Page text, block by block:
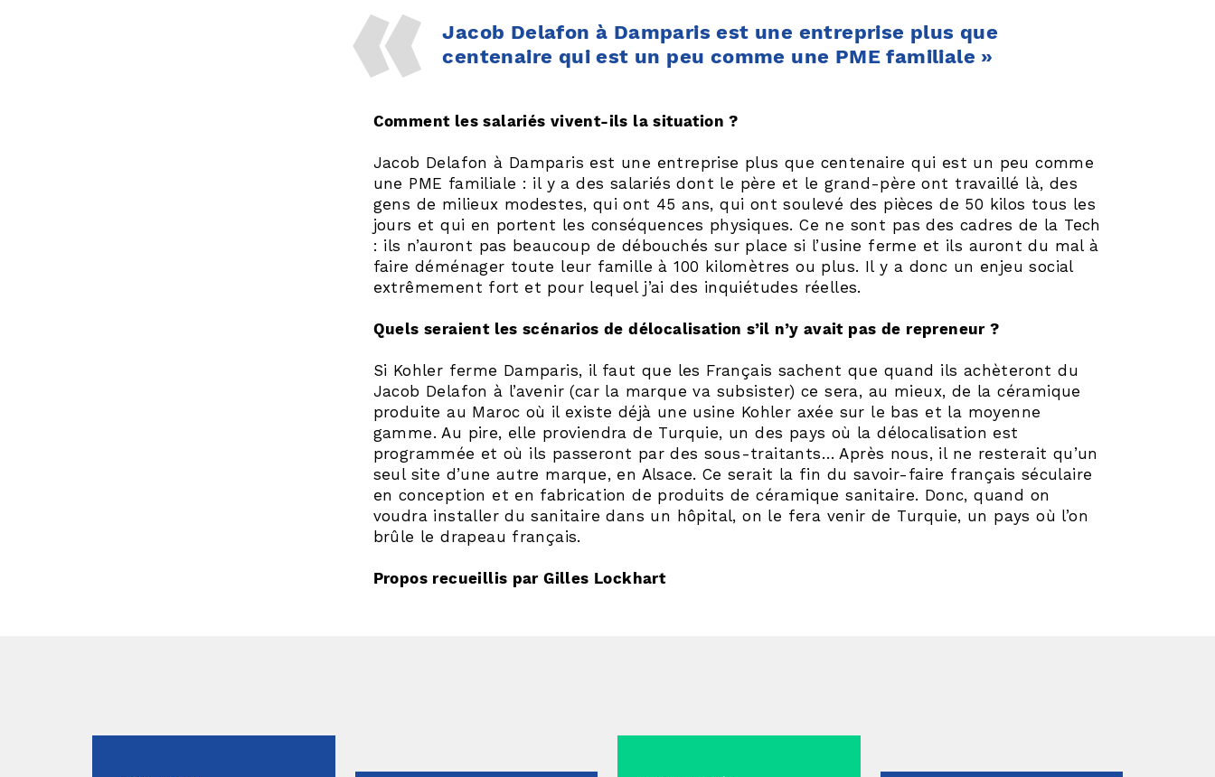
Jacob Delafon à Damparis est une entreprise plus que
centenaire qui est un peu comme une PME familiale »
Comment les salariés vivent-ils la situation ?
Jacob Delafon à Damparis est une entreprise plus que centenaire qui est un peu comme
une PME familiale : il y a des salariés dont le père et le grand-père ont travaillé là, des
gens de milieux modestes, qui ont 45 ans, qui ont soulevé des pièces de 50 kilos tous les
jours et qui en portent les conséquences physiques. Ce ne sont pas des cadres de la Tech
: ils n’auront pas beaucoup de débouchés sur place si l’usine ferme et ils auront du mal à
faire déménager toute leur famille à 100 kilomètres ou plus. Il y a donc un enjeu social
extrêmement fort et pour lequel j’ai des inquiétudes réelles.
Quels seraient les scénarios de délocalisation s’il n’y avait pas de repreneur ?
Si Kohler ferme Damparis, il faut que les Français sachent que quand ils achèteront du
Jacob Delafon à l’avenir (car la marque va subsister) ce sera, au mieux, de la céramique
produite au Maroc où il existe déjà une usine Kohler axée sur le bas et la moyenne
gamme. Au pire, elle proviendra de Turquie, un des pays où la délocalisation est
programmée et où ils passeront par des sous-traitants… Après nous, il ne resterait qu’un
seul site d’une autre marque, en Alsace. Ce serait la fin du savoir-faire français séculaire
en conception et en fabrication de produits de céramique sanitaire. Donc, quand on
voudra installer du sanitaire dans un hôpital, on le fera venir de Turquie, un pays où l’on
brûle le drapeau français.
Propos recueillis par Gilles Lockhart